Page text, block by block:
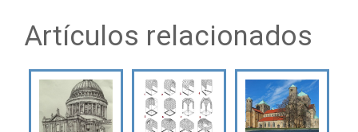
Artículos relacionados